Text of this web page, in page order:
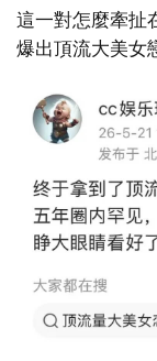
這一對怎麼牽扯
爆出頂流大美女